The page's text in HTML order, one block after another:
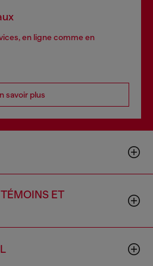
en ligne comme en
savoir plus
ET